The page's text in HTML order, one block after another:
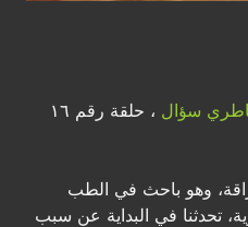
سؤال ، حلقة رقم ١٦
وهو باحث في الطب
تحدثنا في البداية عن سبب